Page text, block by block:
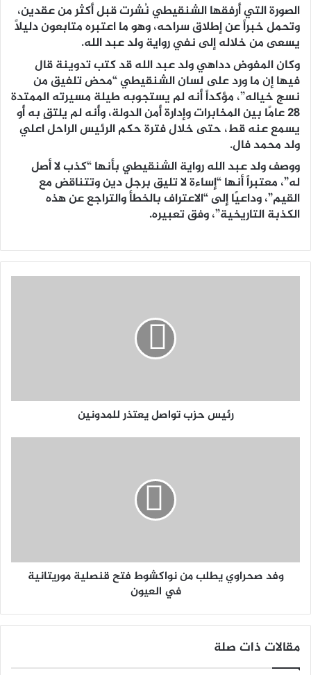
الصورة التي أرفقها الشنقيطي نُشرت قبل أكثر من عقدين،
وتحمل خبراً عن إطلاق سراحه، وهو ما اعتبره متابعون دليلاً
يسعى من خلاله إلى نفي رواية ولد عبد الله.
وكان المفوض دداهي ولد عبد الله قد كتب تدوينة قال
فيها إن ما ورد على لسان الشنقيطي “محض تلفيق من
نسج خياله”، مؤكداً أنه لم يستجوبه طيلة مسيرته الممتدة
28 عامًا بين المخابرات وإدارة أمن الدولة، وأنه لم يلتقِ به أو
يسمع عنه قط، حتى خلال فترة حكم الرئيس الراحل اعلي
ولد محمد فال.
ووصف ولد عبد الله رواية الشنقيطي بأنها “كذب لا أصل
له”، معتبراً أنها “إساءة لا تليق برجل دين وتتناقض مع
القيم”، وداعيًا إلى “الاعتراف بالخطأ والتراجع عن هذه
الكذبة التاريخية”، وفق تعبيره.
رئيس حزب تواصل يعتذر للمدونين
وفد صحراوي يطلب من نواكشوط فتح قنصلية موريتانية
في العيون
مقالات ذات صلة